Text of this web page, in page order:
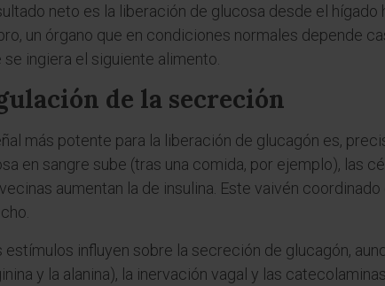
neto es la liberación de glucosa desde el
un órgano que en condiciones normales depende
se ingiera el siguiente alimento.
de la secreción
más potente para la liberación de glucagón es,
en sangre sube (tras una comida, por ejemplo), las
aumentan la de insulina. Este vaivén
estímulos influyen sobre la secreción de glucagón,
y la alanina), la inervación vagal y las